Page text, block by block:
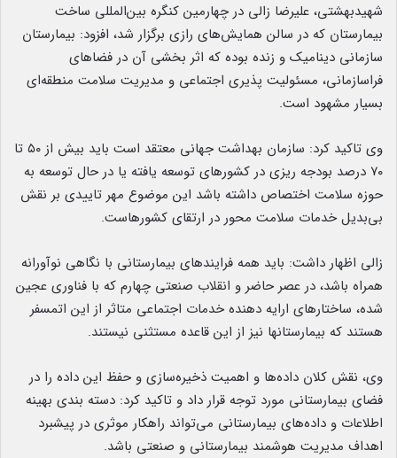
شهیدبهشتی، علیرضا زالی در چهارمین کنگره بین‌المللی ساخت
بیمارستان که در سالن همایش‌های رازی برگزار شد، افزود: بیمارستان
سازمانی دینامیک و زنده بوده که اثر بخشی آن در فضاهای
فراسازمانی، مسئولیت پذیری اجتماعی و مدیریت سلامت منطقه‌ای
بسیار مشهود است.
وی تاکید کرد: سازمان بهداشت جهانی معتقد است باید بیش از ۵۰ تا
۷۰ درصد بودجه ریزی در کشورهای توسعه یافته یا در حال توسعه به
حوزه سلامت اختصاص داشته باشد این موضوع مهر تاییدی بر نقش
بی‌بدیل خدمات سلامت محور در ارتقای کشورهاست.
زالی اظهار داشت: باید همه فرایندهای بیمارستانی با نگاهی نوآورانه
همراه باشد، در عصر حاضر و انقلاب صنعتی چهارم که با فناوری عجین
شده، ساختارهای ارایه دهنده خدمات اجتماعی متاثر از این اتمسفر
هستند که بیمارستانها نیز از این قاعده مستثنی نیستند.
وی، نقش کلان داده‌ها و اهمیت ذخیره‌سازی و حفظ این داده را در
فضای بیمارستانی مورد توجه قرار داد و تاکید کرد: دسته بندی بهینه
اطلاعات و داده‌های بیمارستانی می‌تواند راهکار موثری در پیشبرد
اهداف مدیریت هوشمند بیمارستانی و صنعتی باشد.